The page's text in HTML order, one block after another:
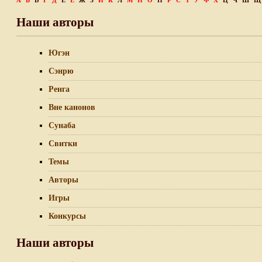
Наши авторы
Югэн
Сэнрю
Ренга
Вне канонов
Сунаба
Свитки
Темы
Авторы
Игры
Конкурсы
Наши авторы